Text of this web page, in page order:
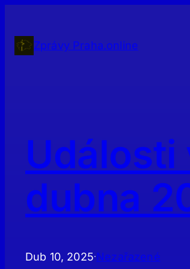
obsahZprávy Praha.online
Události
dubna
Dub 10, 2025·Nezařazené